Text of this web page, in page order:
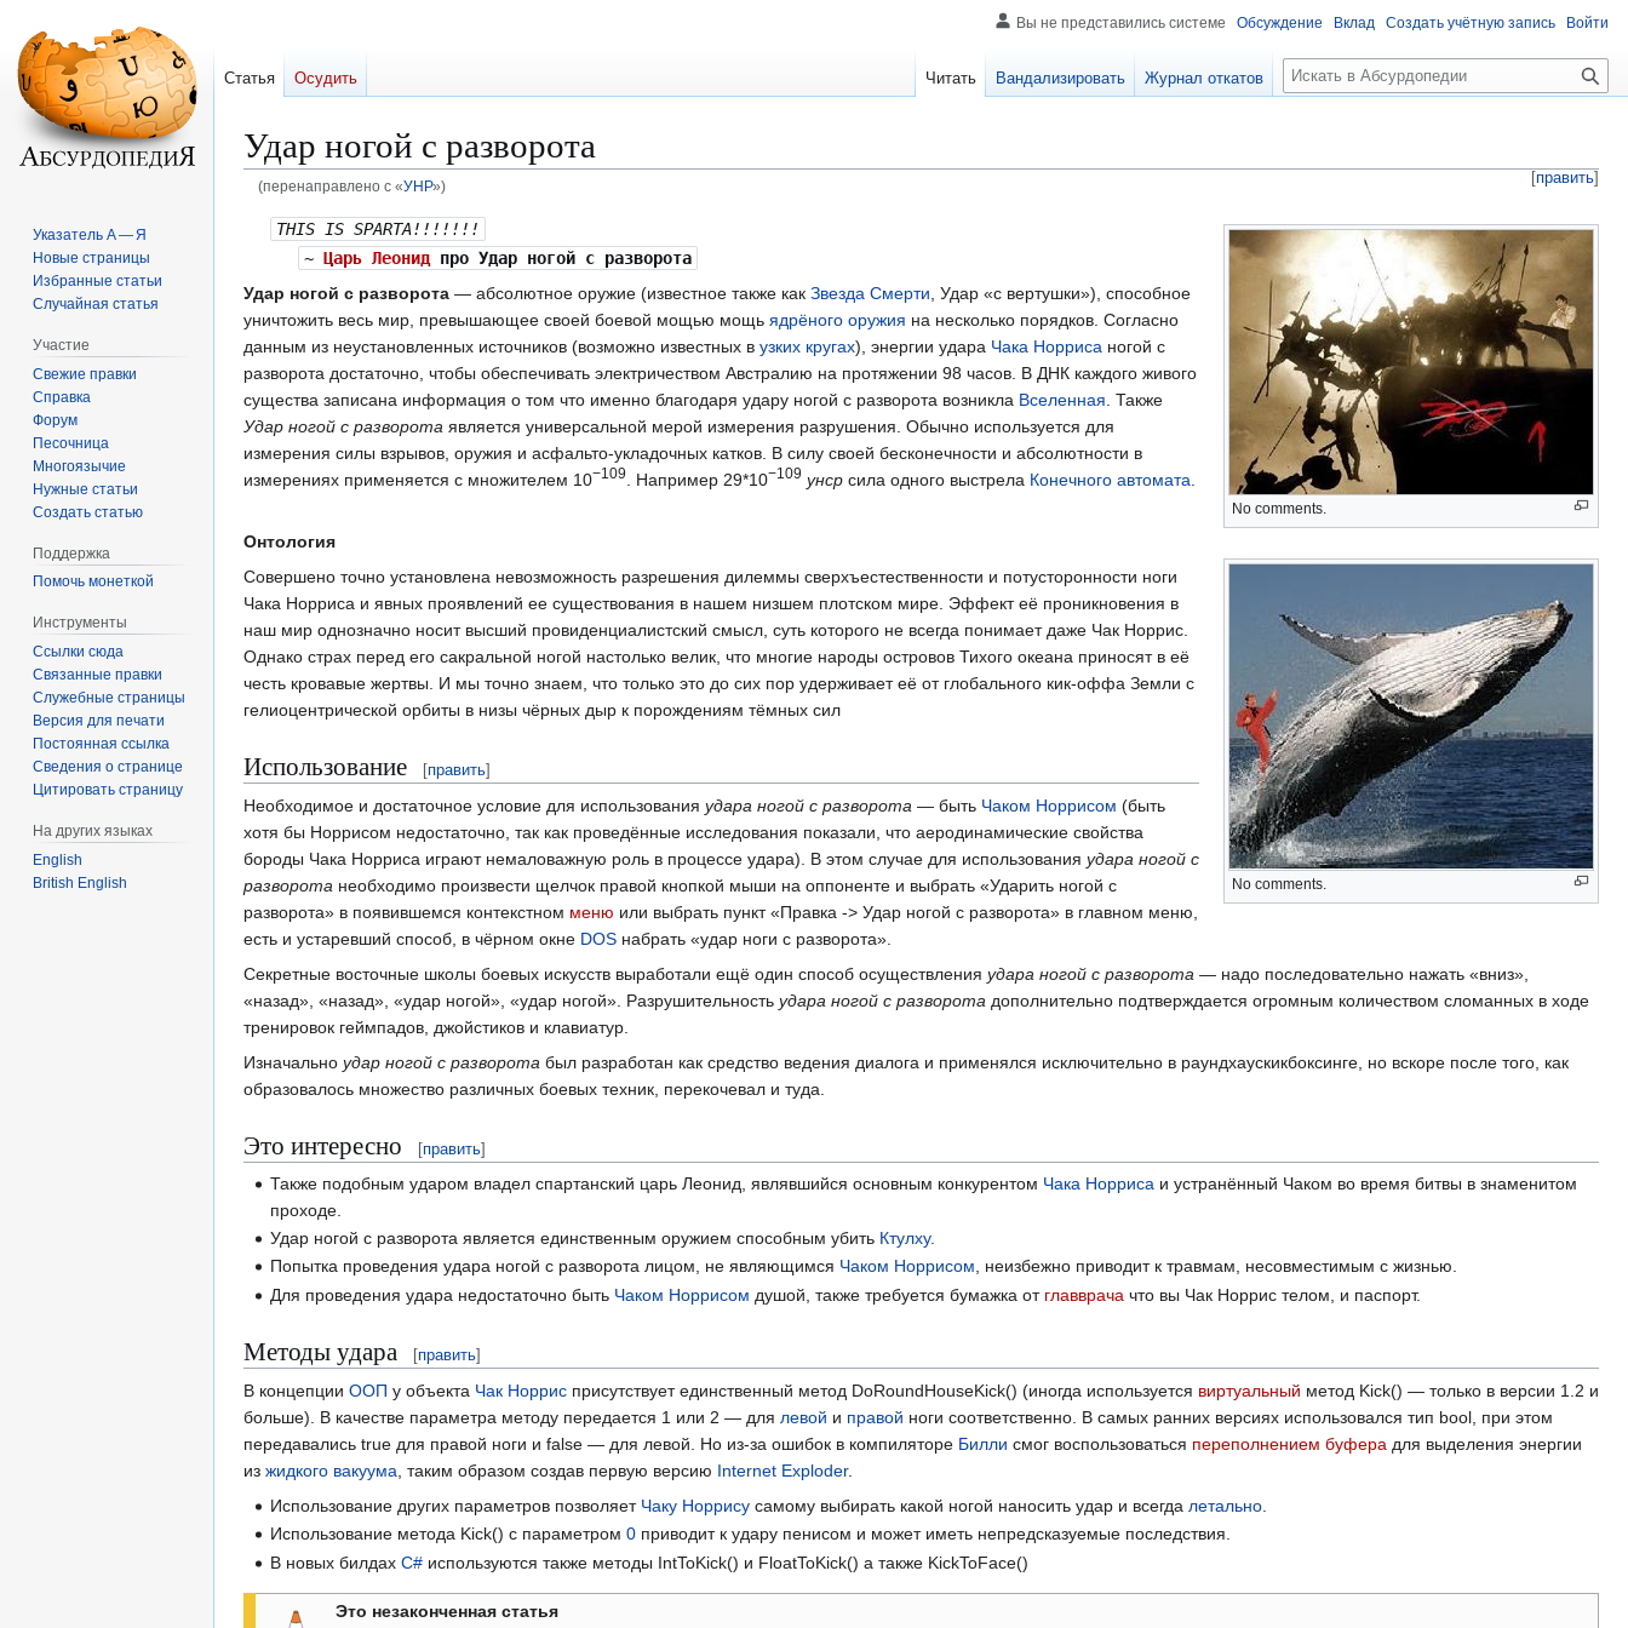
Удар ногой с разворота
[править]
(перенаправлено с «УНР»)
Перейти
Перейти
No comments.
No comments.
THIS IS SPARTA!!!!!!!
~ Царь Леонидпро Удар ногой с разворота
Удар ногой с разворота — абсолютное оружие (известное также как Звезда Смерти, Удар «с вертушки»), способное
уничтожить весь мир, превышающее своей боевой мощью мощь ядрёного оружия на несколько порядков. Согласно
данным из неустановленных источников (возможно известных в узких кругах), энергии удара Чака Норриса ногой с
разворота достаточно, чтобы обеспечивать электричеством Австралию на протяжении 98 часов. В ДНК каждого живого
существа записана информация о том что именно благодаря удару ногой с разворота возникла Вселенная. Также
Удар ногой с разворота является универсальной мерой измерения разрушения. Обычно используется для
измерения силы взрывов, оружия и асфальто-укладочных катков. В силу своей бесконечности и абсолютности в
измерениях применяется с множителем 10−109. Например 29*10−109 унср сила одного выстрела Конечного автомата.
Онтология
Совершено точно установлена невозможность разрешения дилеммы сверхъестественности и потусторонности ноги
Чака Норриса и явных проявлений ее существования в нашем низшем плотском мире. Эффект еë проникновения в
наш мир однозначно носит высший провиденциалистский смысл, суть которого не всегда понимает даже Чак Норрис.
Однако страх перед его сакральной ногой настолько велик, что многие народы островов Тихого океана приносят в еë
честь кровавые жертвы. И мы точно знаем, что только это до сих пор удерживает еë от глобального кик-оффа Земли с
гелиоцентрической орбиты в низы чëрных дыр к порождениям тëмных сил
Использование [править]
Необходимое и достаточное условие для использования удара ногой с разворота — быть Чаком Норрисом (быть
хотя бы Норрисом недостаточно, так как проведëнные исследования показали, что аеродинамические свойства
бороды Чака Норриса играют немаловажную роль в процессе удара). В этом случае для использования удара ногой с
разворота необходимо произвести щелчок правой кнопкой мыши на оппоненте и выбрать «Ударить ногой с
разворота» в появившемся контекстном меню или выбрать пункт «Правка -> Удар ногой с разворота» в главном меню,
есть и устаревший способ, в чёрном окне DOS набрать «удар ноги с разворота».
Секретные восточные школы боевых искусств выработали ещë один способ осуществления удара ногой с разворота — надо последовательно нажать «вниз»,
«назад», «назад», «удар ногой», «удар ногой». Разрушительность удара ногой с разворота дополнительно подтверждается огромным количеством сломанных в ходе
тренировок геймпадов, джойстиков и клавиатур.
Изначально удар ногой с разворота был разработан как средство ведения диалога и применялся исключительно в раундхаускикбоксинге, но вскоре после того, как
образовалось множество различных боевых техник, перекочевал и туда.
Это интересно [править]
Также подобным ударом владел спартанский царь Леонид, являвшийся основным конкурентом Чака Норриса и устранëнный Чаком во время битвы в знаменитом
проходе.
Удар ногой с разворота является единственным оружием способным убить Ктулху.
Попытка проведения удара ногой с разворота лицом, не являющимся Чаком Норрисом, неизбежно приводит к травмам, несовместимым с жизнью.
Для проведения удара недостаточно быть Чаком Норрисом душой, также требуется бумажка от главврача что вы Чак Норрис телом, и паспорт.
Методы удара [править]
В концепции ООП у объекта Чак Норрис присутствует единственный метод DoRoundHouseKick() (иногда используется виртуальный метод Kick() — только в версии 1.2 и
больше). В качестве параметра методу передается 1 или 2 — для левой и правой ноги соответственно. В самых ранних версиях использовался тип bool, при этом
передавались true для правой ноги и false — для левой. Но из-за ошибок в компиляторе Билли смог воспользоваться переполнением буфера для выделения энергии
из жидкого вакуума , таким образом создав первую версию Internet Exploder.
Использование других параметров позволяет Чаку Норрису самому выбирать какой ногой наносить удар и всегда летально
Использование метода Kick() с параметром0 приводит к удару пенисом и может иметь непредсказуемые последствия.
В новых билдахC# используются также методы IntToKick() и FloatToKick() а также KickToFace()
Это незаконченная статья
Вы не представились системе Обсуждение Вклад Создать учётную запись Войти
Статья Осудить Читать Вандализировать Журнал откатов
П
о
к
Указатель А — Я
Новые страницы
Избранные статьи
Случайная статья
Участие
Свежие правки
Справка
Форум
Песочница
Многоязычие
Нужные статьи
Создать статью
Поддержка
Помочь монеткой
Инструменты
Ссылки сюда
Связанные правки
Служебные страницы
Версия для печати
Постоянная ссылка
Сведения о странице
Цитировать страницу
На других языках
English
British English